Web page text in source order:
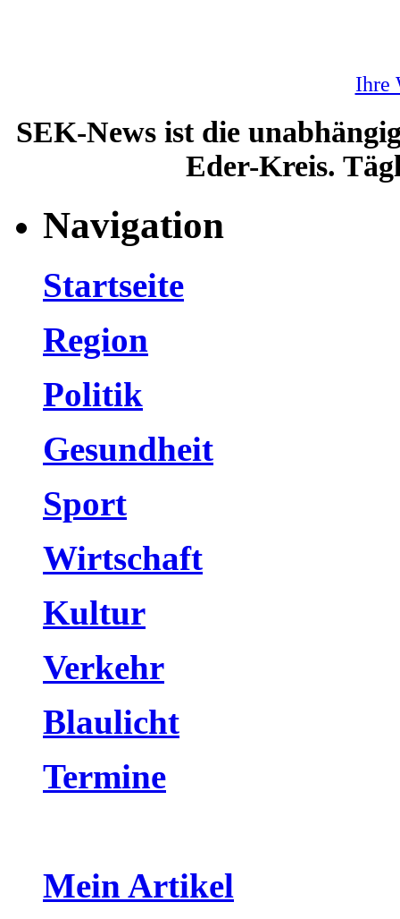
Ihre
SEK-News ist die
Eder-Kreis.
Navigation
Startseite
Region
Politik
Gesundheit
Sport
Wirtschaft
Kultur
Verkehr
Blaulicht
Termine
Mein Artikel